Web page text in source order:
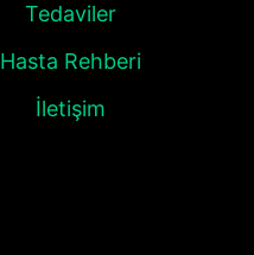
Tedaviler
Hasta Rehberi
İletişim